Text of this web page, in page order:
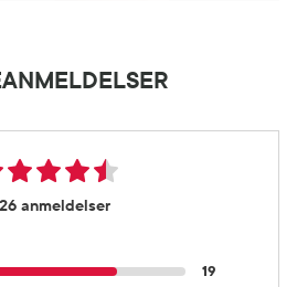
26 anmeldelser
19